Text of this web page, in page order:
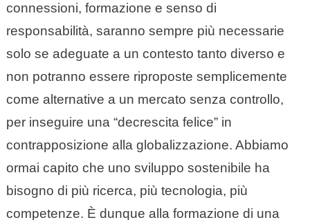
connessioni, formazione e senso di
responsabilità, saranno sempre più necessarie
solo se adeguate a un contesto tanto diverso e
non potranno essere riproposte semplicemente
come alternative a un mercato senza controllo,
per inseguire una “decrescita felice” in
contrapposizione alla globalizzazione. Abbiamo
ormai capito che uno sviluppo sostenibile ha
bisogno di più ricerca, più tecnologia, più
competenze. È dunque alla formazione di una